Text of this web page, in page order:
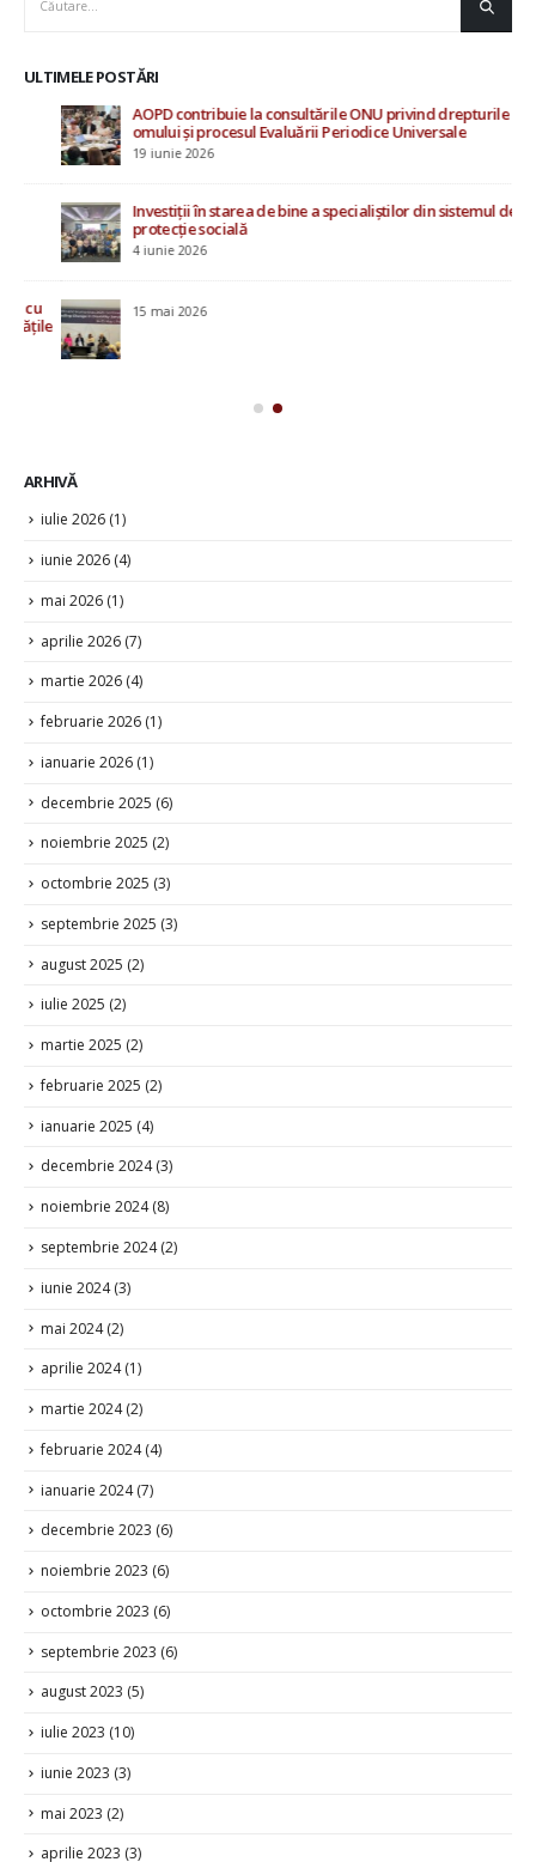
ULTIMELE POSTĂRI
AOPD contribuie la consultările ONU privind drepturile
omului și procesul Evaluării Periodice Universale
19 iunie 2026
Investiții în starea de bine a specialiștilor din sistemul de
protecție socială
4 iunie 2026
15 mai 2026
ARHIVĂ
iulie 2026 (1)
iunie 2026 (4)
mai 2026 (1)
aprilie 2026 (7)
martie 2026 (4)
februarie 2026 (1)
ianuarie 2026 (1)
decembrie 2025 (6)
noiembrie 2025 (2)
octombrie 2025 (3)
septembrie 2025 (3)
august 2025 (2)
iulie 2025 (2)
martie 2025 (2)
februarie 2025 (2)
ianuarie 2025 (4)
decembrie 2024 (3)
noiembrie 2024 (8)
septembrie 2024 (2)
iunie 2024 (3)
mai 2024 (2)
aprilie 2024 (1)
martie 2024 (2)
februarie 2024 (4)
ianuarie 2024 (7)
decembrie 2023 (6)
noiembrie 2023 (6)
octombrie 2023 (6)
septembrie 2023 (6)
august 2023 (5)
iulie 2023 (10)
iunie 2023 (3)
mai 2023 (2)
aprilie 2023 (3)